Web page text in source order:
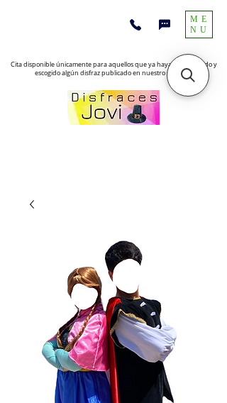
Cita disponible únicamente para aquellos que ya hayan encontrado y
escogido algún disfraz publicado en nuestro sitio web
ME
NU